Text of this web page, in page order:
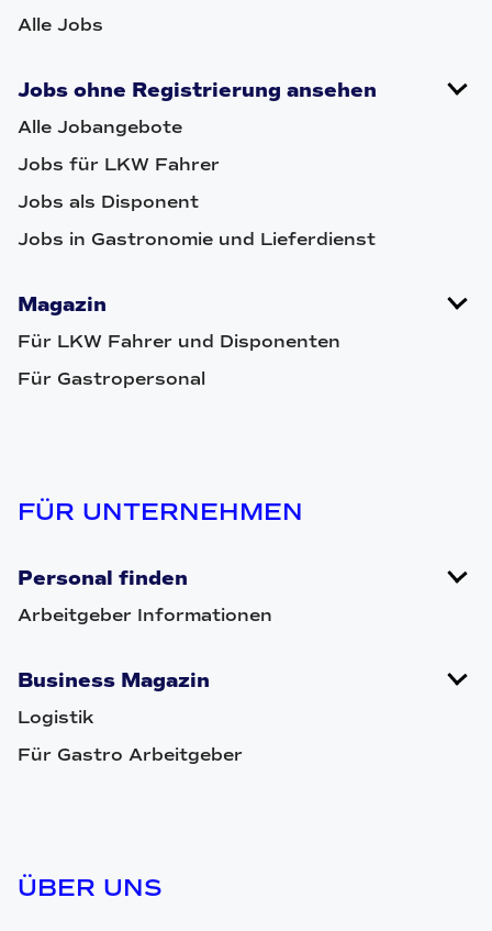
Alle Jobs
Jobs ohne Registrierung ansehen
Alle Jobangebote
Jobs für LKW Fahrer
Jobs als Disponent
Jobs in Gastronomie und Lieferdienst
Magazin
Für LKW Fahrer und Disponenten
Für Gastropersonal
FÜR UNTERNEHMEN
Personal finden
Arbeitgeber Informationen
Business Magazin
Logistik
Für Gastro Arbeitgeber
ÜBER UNS